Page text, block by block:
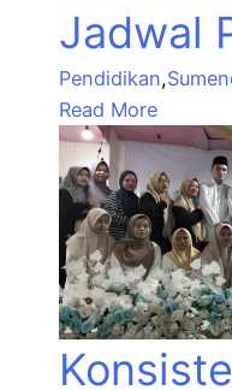
Jadwal
Pendidikan,
Read More